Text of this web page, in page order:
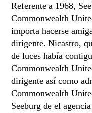
Referente a 1968,
Commonwealth
importa hacerse
dirigente. Nicastro,
de luces había
Commonwealth
dirigente así­ como
Commonwealth
Seeburg de el